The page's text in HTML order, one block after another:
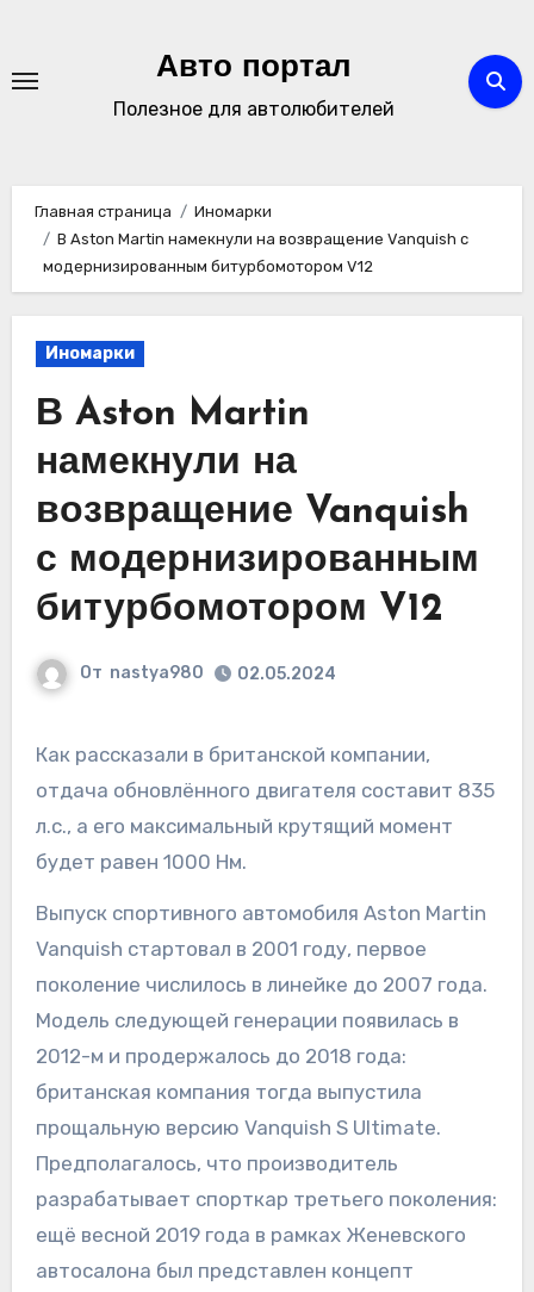
содержимому
Авто портал
Полезное для автолюбителей
Главная страница
Иномарки
В Aston Martin намекнули на возвращение Vanquish с
модернизированным битурбомотором V12
Иномарки
В Aston Martin
намекнули на
возвращение Vanquish
с модернизированным
битурбомотором V12
От nastya980 02.05.2024
Как рассказали в британской компании,
отдача обновлённого двигателя составит 835
л.с., а его максимальный крутящий момент
будет равен 1000 Нм.
Выпуск спортивного автомобиля Aston Martin
Vanquish стартовал в 2001 году, первое
поколение числилось в линейке до 2007 года.
Модель следующей генерации появилась в
2012-м и продержалось до 2018 года:
британская компания тогда выпустила
прощальную версию Vanquish S Ultimate.
Предполагалось, что производитель
разрабатывает спорткар третьего поколения:
ещё весной 2019 года в рамках Женевского
автосалона был представлен концепт